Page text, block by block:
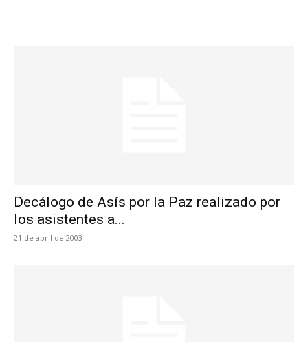
Decálogo de Asís por la Paz realizado por
los asistentes a...
21 de abril de 2003